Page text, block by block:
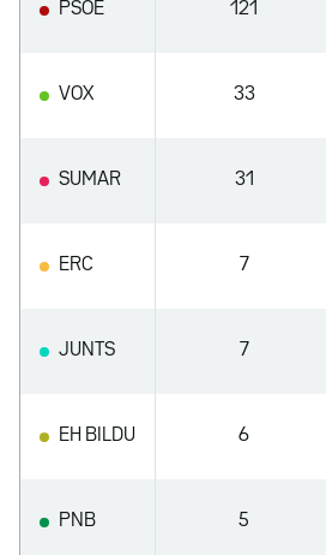
PSOE 121
VOX 33
SUMAR 31
ERC 7
JUNTS 7
EH BILDU 6
PNB 5